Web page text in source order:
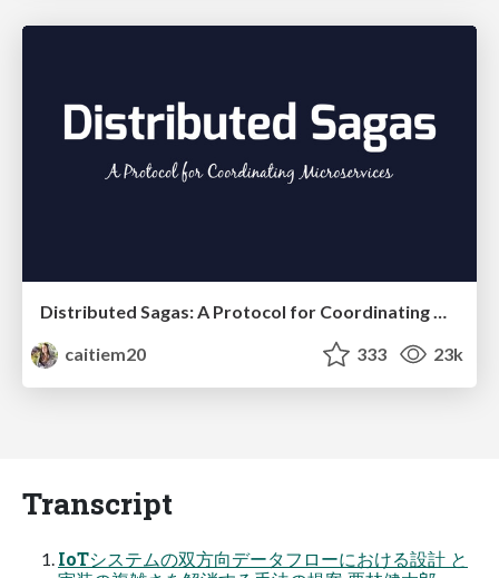
caitiem20
333 23k
Transcript
IoTシステムの双方向データフローにおける設計 と